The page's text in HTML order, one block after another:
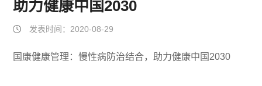
面向企业
助力健康中国2030
发表时间：2020-08-29
国康健康管理：慢性病防治结合，助力健康中国2030